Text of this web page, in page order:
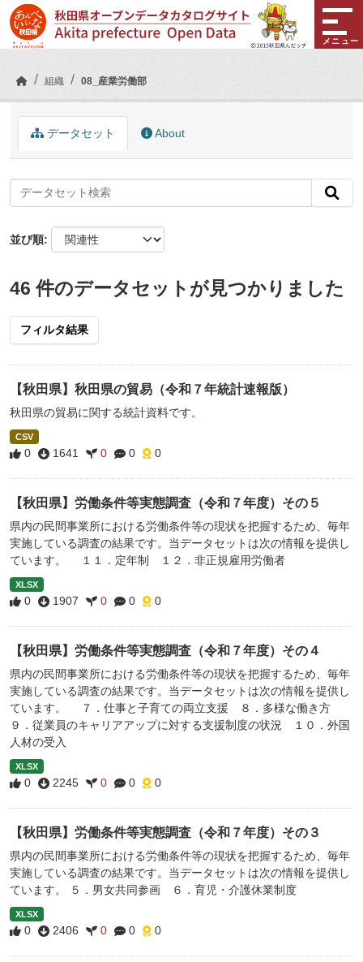
Skip to main content
メニュー
組織 08_産業労働部
データセット About
並び順
46 件のデータセットが見つかりました
フィルタ結果
【秋田県】秋田県の貿易（令和７年統計速報版）
秋田県の貿易に関する統計資料です。
CSV
0 1641 0 0 0
【秋田県】労働条件等実態調査（令和７年度）その５
県内の民間事業所における労働条件等の現状を把握するため、毎年
実施している調査の結果です。当データセットは次の情報を提供し
ています。 １１．定年制 １２．非正規雇用労働者
XLSX
0 1907 0 0 0
【秋田県】労働条件等実態調査（令和７年度）その４
県内の民間事業所における労働条件等の現状を把握するため、毎年
実施している調査の結果です。当データセットは次の情報を提供し
ています。 ７．仕事と子育ての両立支援 ８．多様な働き方
９．従業員のキャリアアップに対する支援制度の状況 １０．外国
人材の受入
XLSX
0 2245 0 0 0
【秋田県】労働条件等実態調査（令和７年度）その３
県内の民間事業所における労働条件等の現状を把握するため、毎年
実施している調査の結果です。当データセットは次の情報を提供し
ています。 ５．男女共同参画 ６．育児・介護休業制度
XLSX
0 2406 0 0 0